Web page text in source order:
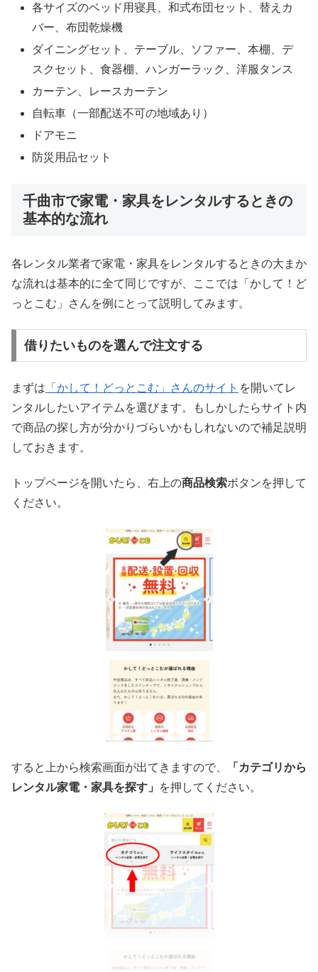
各サイズのベッド用寝具、和式布団セット、替えカ
バー、布団乾燥機
ダイニングセット、テーブル、ソファー、本棚、デ
スクセット、食器棚、ハンガーラック、洋服タンス
カーテン、レースカーテン
自転車（一部配送不可の地域あり）
ドアモニ
防災用品セット
千曲市で家電・家具をレンタルするときの
基本的な流れ
各レンタル業者で家電・家具をレンタルするときの大まか
な流れは基本的に全て同じですが、ここでは「かして！ど
っとこむ」さんを例にとって説明してみます。
借りたいものを選んで注文する
まずは 「かして！どっとこむ」さんのサイト を開いてレ
ンタルしたいアイテムを選びます。もしかしたらサイト内
で商品の探し方が分かりづらいかもしれないので補足説明
しておきます。
トップページを開いたら、右上の商品検索ボタンを押して
ください。
すると上から検索画面が出てきますので、
「カテゴリから
レンタル家電・家具を探す」
を押してください。